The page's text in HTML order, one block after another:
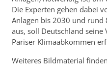
Die Experten gehen dabei
Anlagen bis 2030 und
aus, soll Deutschland
Pariser Klimaabkommen
Weiteres Bildmaterial